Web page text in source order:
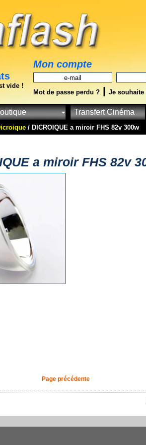
Mon compte
Mot de passe perdu ?| Je
vide !
Transfert Cinéma
/ DICROIQUE a miroir FHS 82v 300w
a miroir FHS 82v
Page précédente